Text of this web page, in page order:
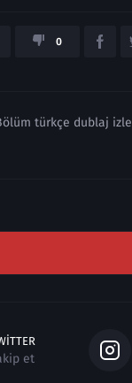
0
türkçe dublaj izle
et